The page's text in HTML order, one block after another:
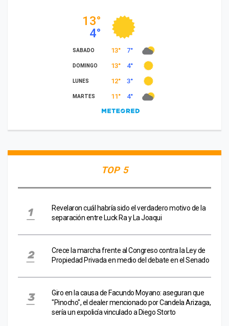
TOP 5
Revelaron cuál habría sido el verdadero motivo de la
separación entre Luck Ra y La Joaqui
Crece la marcha frente al Congreso contra la Ley de
Propiedad Privada en medio del debate en el Senado
Giro en la causa de Facundo Moyano: aseguran que
"Pinocho", el dealer mencionado por Candela Arizaga,
sería un expolicía vinculado a Diego Storto